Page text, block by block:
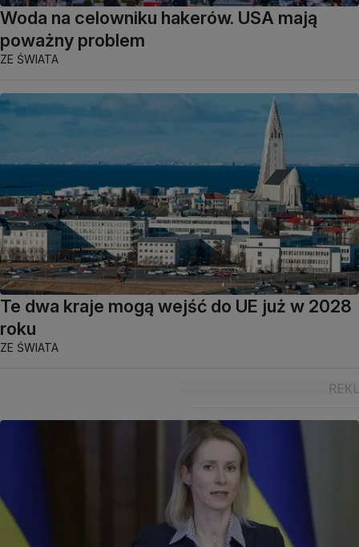
Woda na celowniku hakerów. USA mają
poważny problem
ZE ŚWIATA
Te dwa kraje mogą wejść do UE już w 2028
roku
ZE ŚWIATA